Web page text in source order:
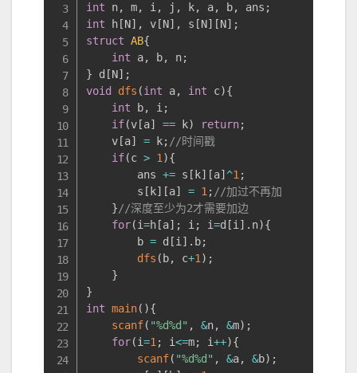
int n, m, i, j , k, a, b, ans ;
int h [N] , v [N] , s [N] [N] ;
struct AB{
int a, b, n;
} d [N] ;
void
dfs (int a, int c){
int b, i;
if(v [a] == k) return;
    v
[a] = k; //时间戳
if(c > 1){
        ans
+= s [ k] [a]^1;
        s
[ k] [a] = 1; //加过不再加
}//深度至少为2才需要加边
for(i=h [a] ; i; i=d [i] . n){
        b
= d [i] . b;
dfs ( b, c+1) ;
}
}
int main( ){
scanf( "%d%d" , &n, &m) ;
for(i=1; i<=m; i++){
scanf( "%d%d" , &a, &b) ;